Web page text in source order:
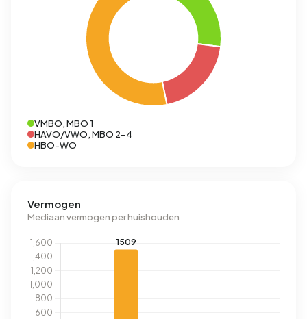
VMBO, MBO 1
HAVO/VWO, MBO 2-4
HBO-WO
Vermogen
Mediaan vermogen per huishouden